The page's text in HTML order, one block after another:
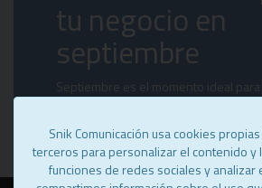
tu negocio en
septiembre
Septiembre es el momento ideal
Snik Comunicación usa cookies
terceros para personalizar el contenido y
funciones de redes sociales y analizar